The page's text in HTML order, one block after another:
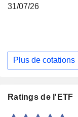
31/07/26
Plus de cotations
Ratings de l'ETF